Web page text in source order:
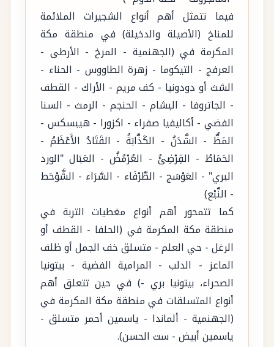
فيما تتمثل أهم أنواع الشجيرات الملائمة
للمناخ (الأصيلة والدخيلة) في منطقة مكة
المكرمة في (الجهنمية - المرخ - الأرطى -
العرفج - التيكوما - زهرة الطاووس - الحناء -
الشث أو دودونيا - كف مريم - الأراك - القطف
- الجاتروفا - البشام - الحنجم - الرمث - السنا
الفضي - أكاليفيا صفراء - اكزورا - هيبسكس -
المَظُّ - الشَّدَنُ - الكَذَّابَةُ - القَتَادُ الأَعْظَمُ -
الحَمَاطُ - القِرْضِئُ - العُرْمُضُ - العَبَال "الورد
البري" - العَوْسَج - الطَّرْفَاء - السَّرَاء - الشَّوْحَط
- النَّبْع)
كما تتمحور أهم أنواع مغطيات التربة في
منطقة مكة المكرمة في (الحلفا - القطف أو
الرغل - حي العلم - متسلق خف الجمل أو ظلف
الماعز - الدلب - المرامية الفضية - بيتونيا
الصحراء، بيتونيا بري -) في حين تتعلق أهم
أنواع المتسلقات في منطقة مكة المكرمة في
(الجهنمية - ألماندا - ياسمين أحمر متسلق -
ياسمين أبيض - ست الحسن).